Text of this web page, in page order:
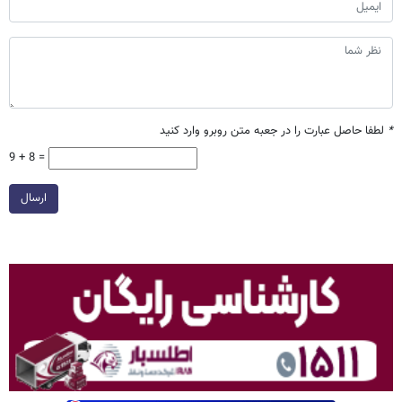
* لطفا حاصل عبارت را در جعبه متن روبرو وارد کنید
9 + 8 =
ارسال